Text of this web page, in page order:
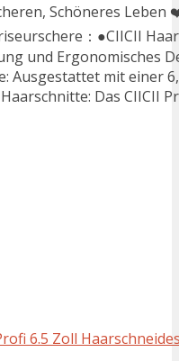
Schöneres Leben
：●CIICII
und Ergonomisches
Ausgestattet mit einer
Das CIICII
6.5 Zoll